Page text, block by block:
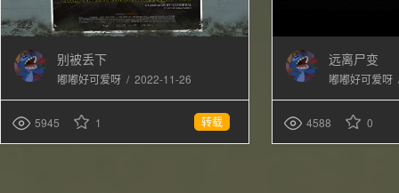
别被丢下
嘟嘟好可爱呀 / 2022-11-26
5945 1 转载
远离尸变
嘟嘟好可爱呀
4588 0